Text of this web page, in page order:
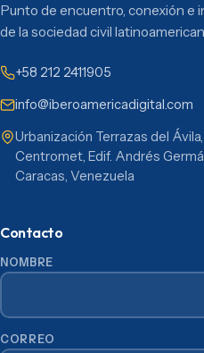
Punto de encuentro, conexión e
de la sociedad civil
+58 212 2411905
info@iberoamericadigital.com
Urbanización Terrazas del
Centromet, Edif. Andrés
Caracas, Venezuela
Contacto
NOMBRE
CORREO